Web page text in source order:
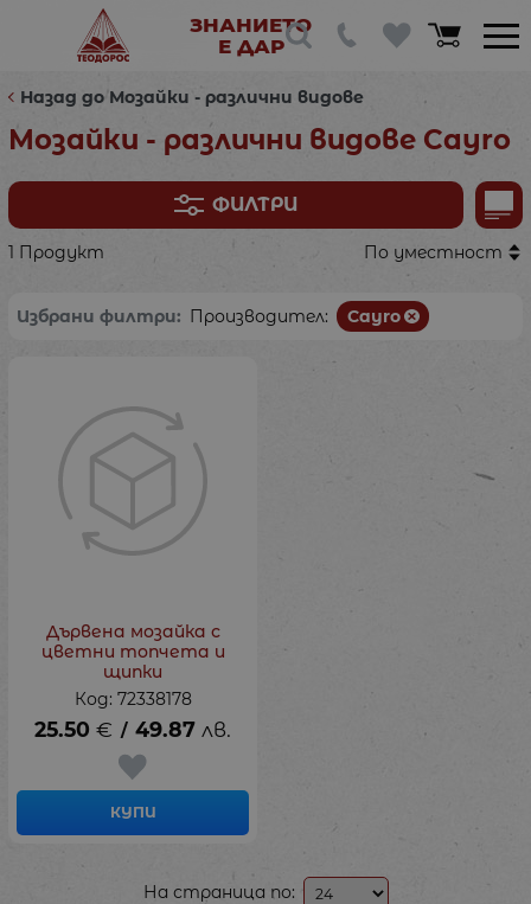
ЗНАНИЕТО
Е ДАР
Назад до Мозайки - различни видове
Мозайки - различни видове Cayro
ФИЛТРИ
1 Продукт По уместност
Избрани филтри: Производител: Cayro
Дървена мозайка с
цветни топчета и
щипки
Код: 72338178
25.50 € / 49.87 лв.
КУПИ
На страница по: